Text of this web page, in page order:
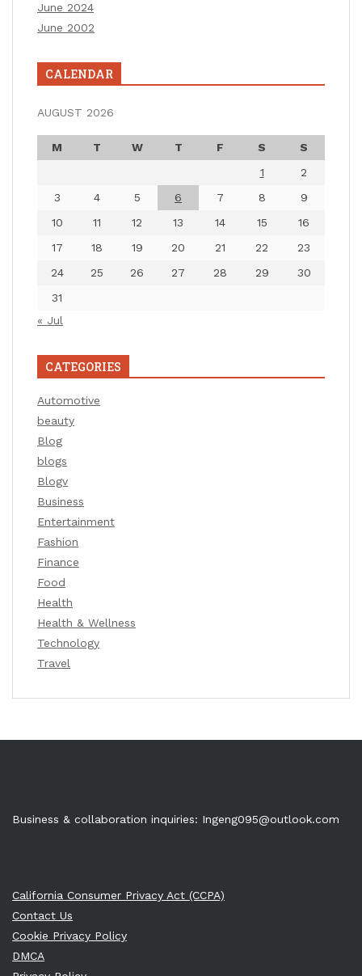
June 2024
June 2002
CALENDAR
AUGUST 2026
M T W T F S
S
1
2
3
4 5 6 7 8
9
10
11 12 13 14 15
16
17
18 19 20 21 22
23
24
25 26 27 28 29
30
31
« Jul
CATEGORIES
Automotive
beauty
Blog
blogs
Blogv
Business
Entertainment
Fashion
Finance
Food
Health
Health & Wellness
Technology
Travel
Business & collaboration inquiries: Ingeng095@outlook.com
California Consumer Privacy Act (CCPA)
Contact Us
Cookie Privacy Policy
DMCA